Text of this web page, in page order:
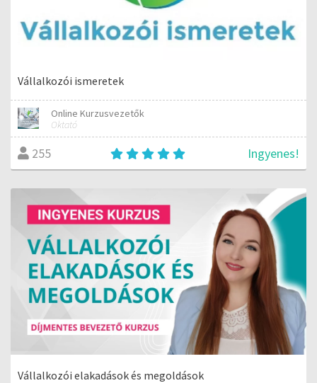
Vállalkozói ismeretek
Online Kurzusvezetők
Oktató
255 Ingyenes!
Vállalkozói elakadások és megoldások